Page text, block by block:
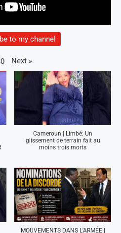
to my channel
Next »
Cameroun | Limbé: Un
glissement de terrain fait au
moins trois morts
MOUVEMENTS DANS L'ARMÉE |